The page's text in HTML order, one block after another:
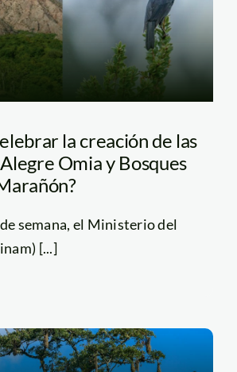
la creación de las
Omia y Bosques
semana, el Ministerio del
[...]